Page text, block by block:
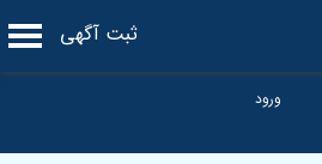
ثبت آگهی